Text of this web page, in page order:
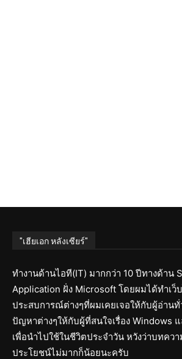
"เฮียเอก หลังเซียร์"
ทำงานด้านไอที(IT) มากกว่า 10 ปีทางด้าน
Application ฝั่ง Microsoft โดยผมได้ทำเ
ประสบการณ์ต่างๆที่ผมเคยเจอให้กับผู้อ่าน
ปัญหาต่างๆให้กับผู้ที่สนใจเรื่อง Windows
เพื่อนำไปใช้ในชีวิตประจำวัน หวังว่าบทคว
ประโยชน์ไม่มากก็น้อยนะครับ